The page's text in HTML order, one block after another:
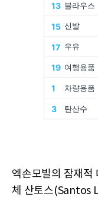
엑손모빌의 잠재적
체 산토스(Santos